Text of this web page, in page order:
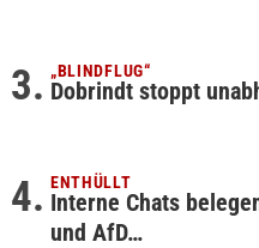
„BLINDFLUG“
Dobrindt stoppt
ENTHÜLLT
Interne Chats
und AfD…